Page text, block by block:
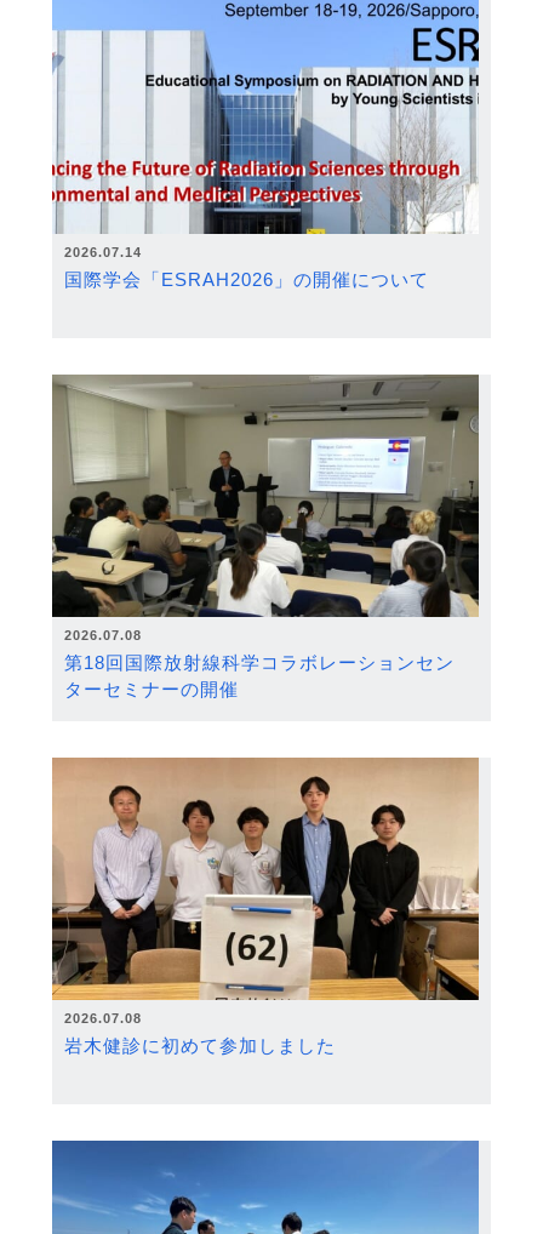
2026.07.14
国際学会「ESRAH2026」の開催について
2026.07.08
第18回国際放射線科学コラボレーションセン
ターセミナーの開催
2026.07.08
岩木健診に初めて参加しました